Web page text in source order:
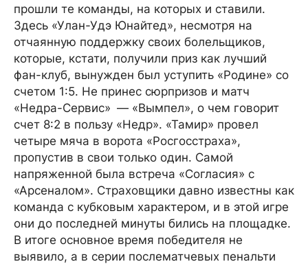
прошли те команды, на которых и ставили.
Здесь «Улан-Удэ Юнайтед», несмотря на
отчаянную поддержку своих болельщиков,
которые, кстати, получили приз как лучший
фан-клуб, вынужден был уступить «Родине» со
счетом 1:5. Не принес сюрпризов и матч
«Недра-Сервис» — «Вымпел», о чем говорит
счет 8:2 в пользу «Недр». «Тамир» провел
четыре мяча в ворота «Росгосстраха»,
пропустив в свои только один. Самой
напряженной была встреча «Согласия» с
«Арсеналом». Страховщики давно известны как
команда с кубковым характером, и в этой игре
они до последней минуты бились на площадке.
В итоге основное время победителя не
выявило, а в серии послематчевых пенальти